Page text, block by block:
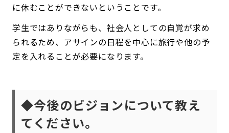
に休むことができないということです。
学生ではありながらも、社会人としての自覚が求め
られるため、アサインの日程を中心に旅行や他の予
定を入れることが必要になります。
◆今後のビジョンについて教え
てください。